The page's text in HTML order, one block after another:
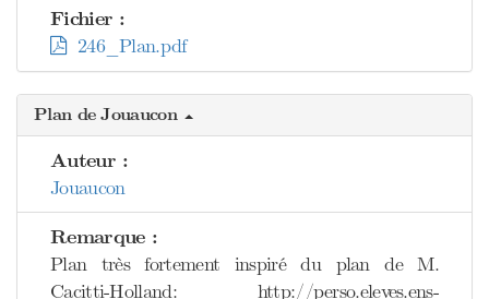
Fichier :
246_Plan.pdf
Plan de Jouaucon
Auteur :
Jouaucon
Remarque :
Plan très fortement inspiré du plan de M.
Cacitti-Holland: http://perso.eleves.ens-